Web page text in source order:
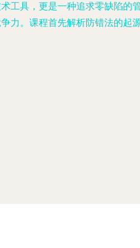
工具，更是一种追求零缺陷的
力。课程首先解析防错法的起